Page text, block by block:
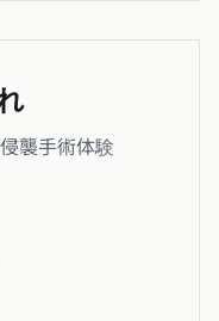
襲手術体験